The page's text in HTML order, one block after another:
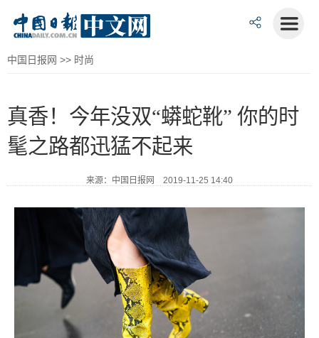
中国日报网 >> 时尚
真香！今年没双“蟒蛇靴” 你的时
髦之路都迅猛不起来
来源：中国日报网 2019-11-25 14:40